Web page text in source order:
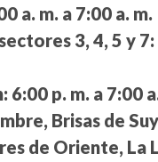
a. m. a 7:00 a. m.
3, 4, 5 y 7:
6:00 p. m. a 7:00
Brisas de
de Oriente, La